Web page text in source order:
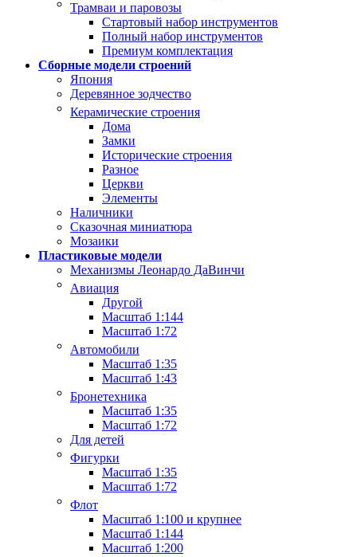
Трамваи и паровозы
Стартовый набор инструментов
Полный набор инструментов
Премиум комплектация
Сборные модели строений
Япония
Деревянное зодчество
Керамические строения
Дома
Замки
Исторические строения
Разное
Церкви
Элементы
Наличники
Сказочная миниатюра
Мозаики
Пластиковые модели
Механизмы Леонардо ДаВинчи
Авиация
Другой
Масштаб 1:144
Масштаб 1:72
Автомобили
Масштаб 1:35
Масштаб 1:43
Бронетехника
Масштаб 1:35
Масштаб 1:72
Для детей
Фигурки
Масштаб 1:35
Масштаб 1:72
Флот
Масштаб 1:100 и крупнее
Масштаб 1:144
Масштаб 1:200